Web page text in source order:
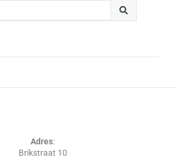
Adres:
Brikstraat 10